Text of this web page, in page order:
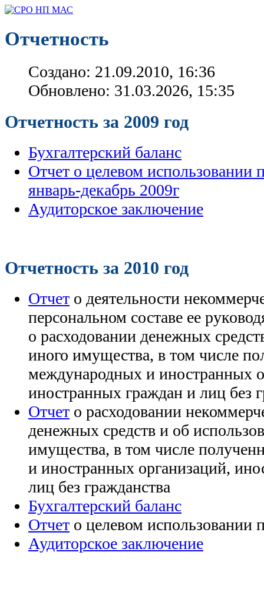
Отчетность
Создано: 21.09.2010, 16:36
Обновлено: 31.03.2026, 15:35
Отчетность за 2009 год
Бухгалтерский баланс
Отчет о целевом использовании
январь-декабрь 2009г
Аудиторское заключение
Отчетность за 2010 год
Отчет о деятельности
персональном составе ее
о расходовании денежных
иного имущества, в том числе
международных и иностранных
иностранных граждан и лиц без
Отчет о расходовании
денежных средств и об
имущества, в том числе
и иностранных организаций,
лиц без гражданства
Бухгалтерский баланс
Отчет о целевом использовании
Аудиторское заключение